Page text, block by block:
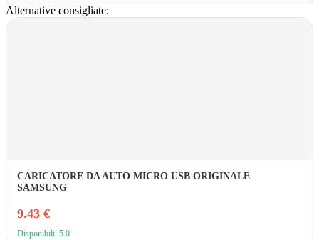
Alternative consigliate:
CARICATORE DA AUTO MICRO USB ORIGINALE
SAMSUNG
9.43 €
Disponibili: 5.0